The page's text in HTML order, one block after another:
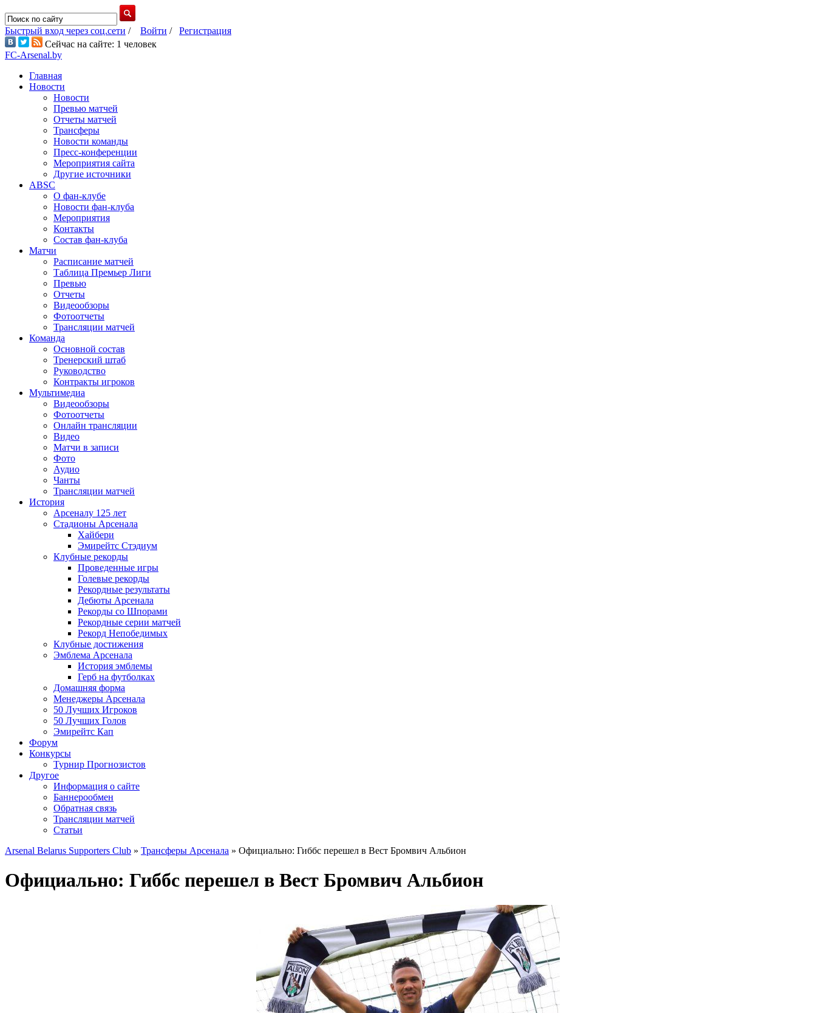
Быстрый вход через соц.сети / Войти / Регистрация
Сейчас на сайте: 1 человек
FC-Arsenal.by
Главная
Новости
Новости
Превью матчей
Отчеты матчей
Трансферы
Новости команды
Пресс-конференции
Мероприятия сайта
Другие источники
ABSC
О фан-клубе
Новости фан-клуба
Мероприятия
Контакты
Состав фан-клуба
Матчи
Расписание матчей
Таблица Премьер Лиги
Превью
Отчеты
Видеообзоры
Фотоотчеты
Трансляции матчей
Команда
Основной состав
Тренерский штаб
Руководство
Контракты игроков
Мультимедиа
Видеообзоры
Фотоотчеты
Онлайн трансляции
Видео
Матчи в записи
Фото
Аудио
Чанты
Трансляции матчей
История
Арсеналу 125 лет
Стадионы Арсенала
Хайбери
Эмирейтс Стэдиум
Клубные рекорды
Проведенные игры
Голевые рекорды
Рекордные результаты
Дебюты Арсенала
Рекорды со Шпорами
Рекордные серии матчей
Рекорд Непобедимых
Клубные достижения
Эмблема Арсенала
История эмблемы
Герб на футболках
Домашняя форма
Менеджеры Арсенала
50 Лучших Игроков
50 Лучших Голов
Эмирейтс Кап
Форум
Конкурсы
Турнир Прогнозистов
Другое
Информация о сайте
Баннерообмен
Обратная связь
Трансляции матчей
Статьи
Arsenal Belarus Supporters Club » Трансферы Арсенала » Официально: Гиббс перешел в Вест Бромвич Альбион
Официально: Гиббс перешел в Вест Бромвич Альбион